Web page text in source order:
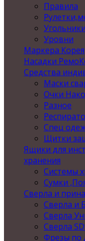
Правила
Уровни
Маркера Корея
Насадки
Средства
Маски
Очки
Разное
Спец
Щитки
Ящики для
хранения
Системы
Сумки
Сверла и
Сверла и
Сверла
Сверла
Фрезы по